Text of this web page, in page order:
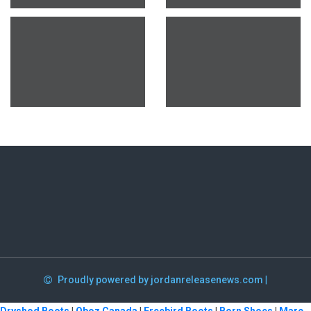
Proudly powered by jordanreleasenews.com